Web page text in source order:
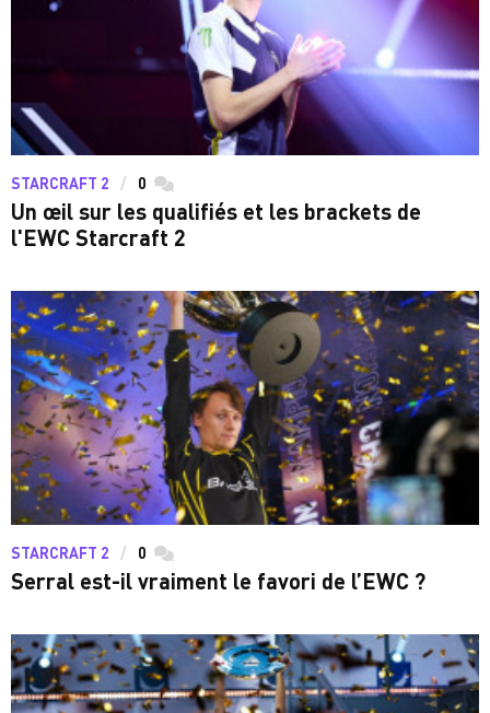
STARCRAFT 2 0 commentaires
Un œil sur les qualifiés et les brackets de
l'EWC Starcraft 2
STARCRAFT 2 0 commentaires
Serral est-il vraiment le favori de l’EWC ?